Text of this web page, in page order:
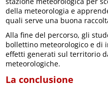
della meteorologia e
quali serve una buona
Alla fine del percorso, gli
bollettino meteorologico e di
effetti generati sul territorio
meteorologiche.
La conclusione